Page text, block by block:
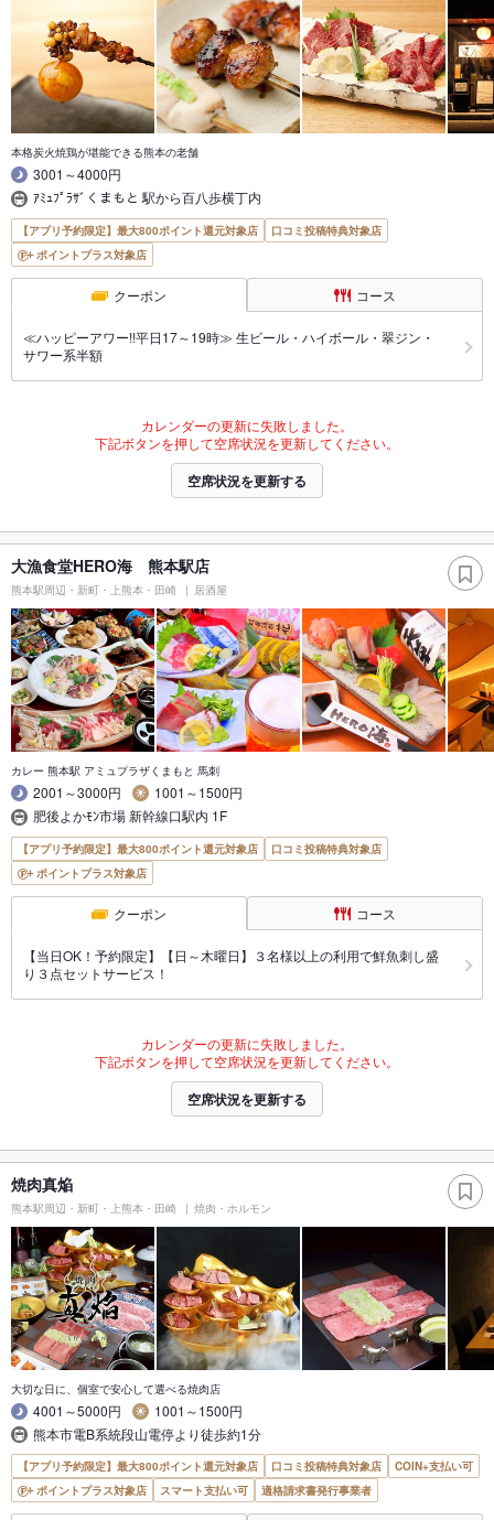
本格炭火焼鶏が堪能できる熊本の老舗
3001～4000円
ｱﾐｭﾌﾟﾗｻﾞくまもと 駅から百八歩横丁内
【アプリ予約限定】最大800ポイント還元対象店
口コミ投稿特典対象店
ポイントプラス対象店
クーポン コース
≪ハッピーアワー!!平日17～19時≫ 生ビール・ハイボール・翠ジン・
サワー系半額
カレンダーの更新に失敗しました。
下記ボタンを押して空席状況を更新してください。
空席状況を更新する
大漁食堂HERO海 熊本駅店
熊本駅周辺・新町・上熊本・田崎 居酒屋
カレー 熊本駅 アミュプラザくまもと 馬刺
2001～3000円
1001～1500円
肥後よかﾓﾝ市場 新幹線口駅内 1F
【アプリ予約限定】最大800ポイント還元対象店
口コミ投稿特典対象店
ポイントプラス対象店
クーポン コース
【当日OK！予約限定】【日～木曜日】３名様以上の利用で鮮魚刺し盛
り３点セットサービス！
カレンダーの更新に失敗しました。
下記ボタンを押して空席状況を更新してください。
空席状況を更新する
焼肉真焔
熊本駅周辺・新町・上熊本・田崎 焼肉・ホルモン
大切な日に、個室で安心して選べる焼肉店
4001～5000円
1001～1500円
熊本市電B系統段山電停より徒歩約1分
【アプリ予約限定】最大800ポイント還元対象店 口コミ投稿特典対象店
COIN+支払い可
ポイントプラス対象店
スマート支払い可 適格請求書発行事業者